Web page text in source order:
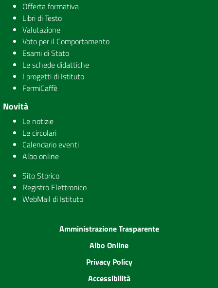
Offerta formativa
Libri di Testo
Valutazione
Voto per il Comportamento
Esami di Stato
Le schede didattiche
I progetti di Istituto
FermiCaffè
Novità
Le notizie
Le circolari
Calendario eventi
Albo online
Sito Storico
Registro Elettronico
WebMail di Istituto
Amministrazione Trasparente
Albo Online
Privacy Policy
Accessibilità